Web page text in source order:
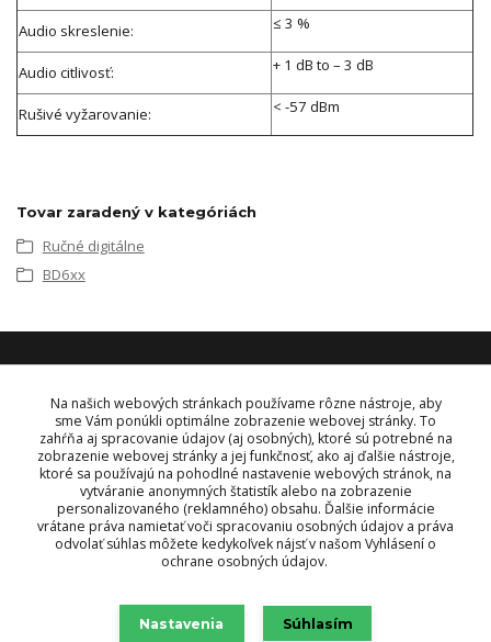
Audio skreslenie: ≤ 3 %
Audio citlivosť: + 1 dB to – 3 dB
Rušivé vyžarovanie: < -57 dBm
Tovar zaradený v kategóriách
Ručné digitálne
BD6xx
KONTAKT
OBJEDNÁVKY A INFORMÁCIE
+421 948 229 224
info@vysielacky.com
Na našich webových stránkach používame rôzne nástroje, aby
sme Vám ponúkli optimálne zobrazenie webovej stránky. To
zahŕňa aj spracovanie údajov (aj osobných), ktoré sú potrebné na
zobrazenie webovej stránky a jej funkčnosť, ako aj ďalšie nástroje,
ktoré sa používajú na pohodlné nastavenie webových stránok, na
vytváranie anonymných štatistík alebo na zobrazenie
personalizovaného (reklamného) obsahu. Ďalšie informácie
vrátane práva namietať voči spracovaniu osobných údajov a práva
odvolať súhlas môžete kedykoľvek nájsť v našom Vyhlásení o
ochrane osobných údajov.
Nastavenia Súhlasím